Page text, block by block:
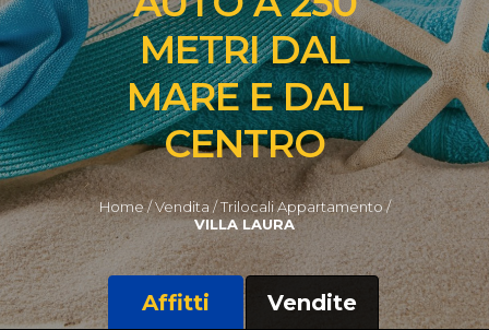
METRI DAL
MARE E DAL
CENTRO
Home / Vendita / Trilocali Appartamento /
VILLA LAURA
Affitti Vendite